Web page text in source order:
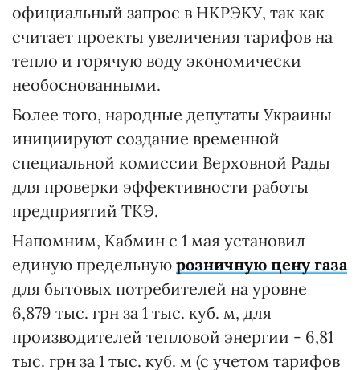
официальный запрос в НКРЭКУ, так как
считает проекты увеличения тарифов на
тепло и горячую воду экономически
необоснованными.
Более того, народные депутаты Украины
инициируют создание временной
специальной комиссии Верховной Рады
для проверки эффективности работы
предприятий ТКЭ.
Напомним, Кабмин с 1 мая установил
единую предельную розничную цену газа
для бытовых потребителей на уровне
6,879 тыс. грн за 1 тыс. куб. м, для
производителей тепловой энергии - 6,81
тыс. грн за 1 тыс. куб. м (с учетом тарифов